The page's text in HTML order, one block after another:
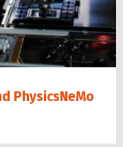
PhysicsNeMo